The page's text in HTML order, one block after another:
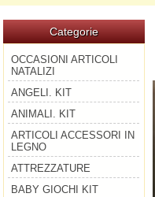
Categorie
OCCASIONI ARTICOLI
NATALIZI
ANGELI. KIT
ANIMALI. KIT
ARTICOLI ACCESSORI IN
LEGNO
ATTREZZATURE
BABY GIOCHI KIT